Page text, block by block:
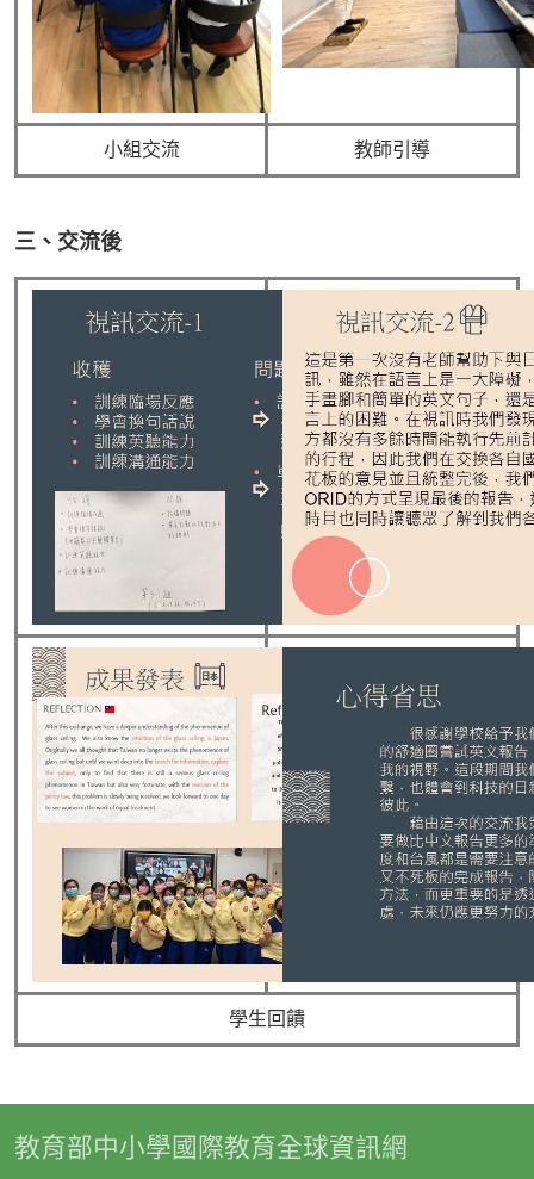
小組交流 教師引導
三、交流後
學生回饋
教育部中小學國際教育全球資訊網